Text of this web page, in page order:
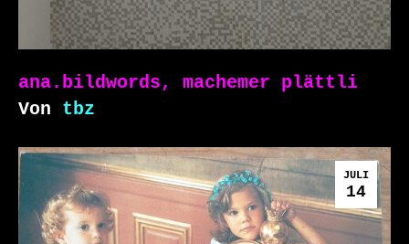
ana.bildwords, machemer plättli
Von tbz
JULI
14